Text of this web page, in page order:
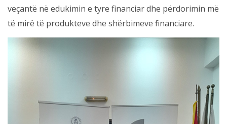
veçantë në edukimin e tyre financiar dhe përdorimin më
të mirë të produkteve dhe shërbimeve financiare.